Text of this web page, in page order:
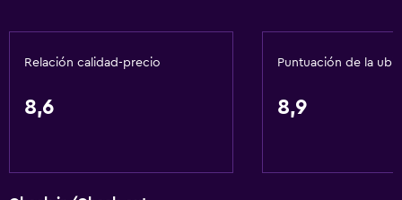
Relación calidad-precio
8,6
Puntuación de la
8,9